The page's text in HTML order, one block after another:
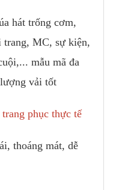
hát trống cơm,
trang, MC, sự kiện,
mẫu mã đa
vải tốt
phục thực tế
thoáng mát, dễ